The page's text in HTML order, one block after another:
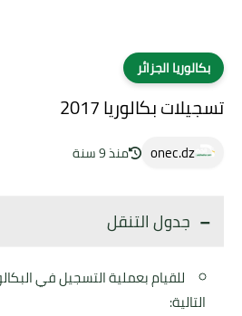
بكالوريا الجزائر
تسجيلات بكالوريا 2017
onec.dz منذ 9 سنة
جدول التنقل
التالية: